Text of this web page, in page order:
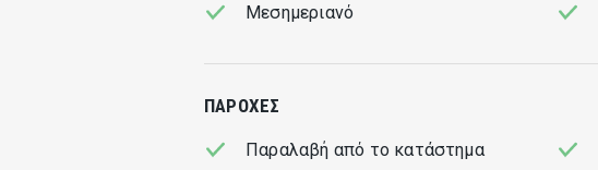
Μεσημεριανό
ΠΑΡΟΧΈΣ
Παραλαβή από το κατάστημα